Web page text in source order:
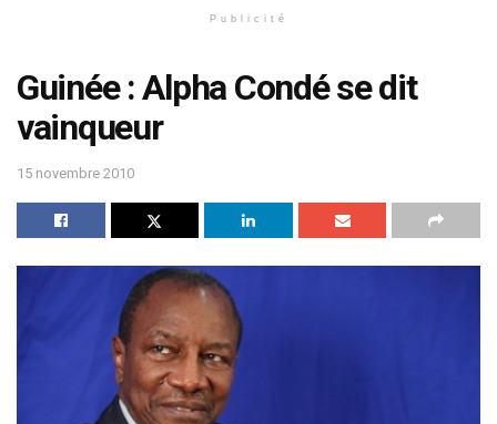
Publicité
Guinée : Alpha Condé se dit
vainqueur
15 novembre 2010